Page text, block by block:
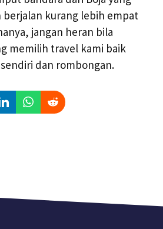
berjalan kurang lebih empat
jangan heran bila
memilih travel kami baik
dan rombongan.